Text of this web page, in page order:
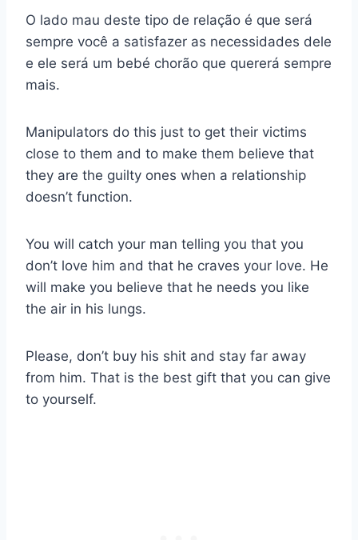
O lado mau deste tipo de relação é que será
sempre você a satisfazer as necessidades dele
e ele será um bebé chorão que quererá sempre
mais.
Manipulators do this just to get their victims
close to them and to make them believe that
they are the guilty ones when a relationship
doesn’t function.
You will catch your man telling you that you
don’t love him and that he craves your love. He
will make you believe that he needs you like
the air in his lungs.
Please, don’t buy his shit and stay far away
from him. That is the best gift that you can give
to yourself.